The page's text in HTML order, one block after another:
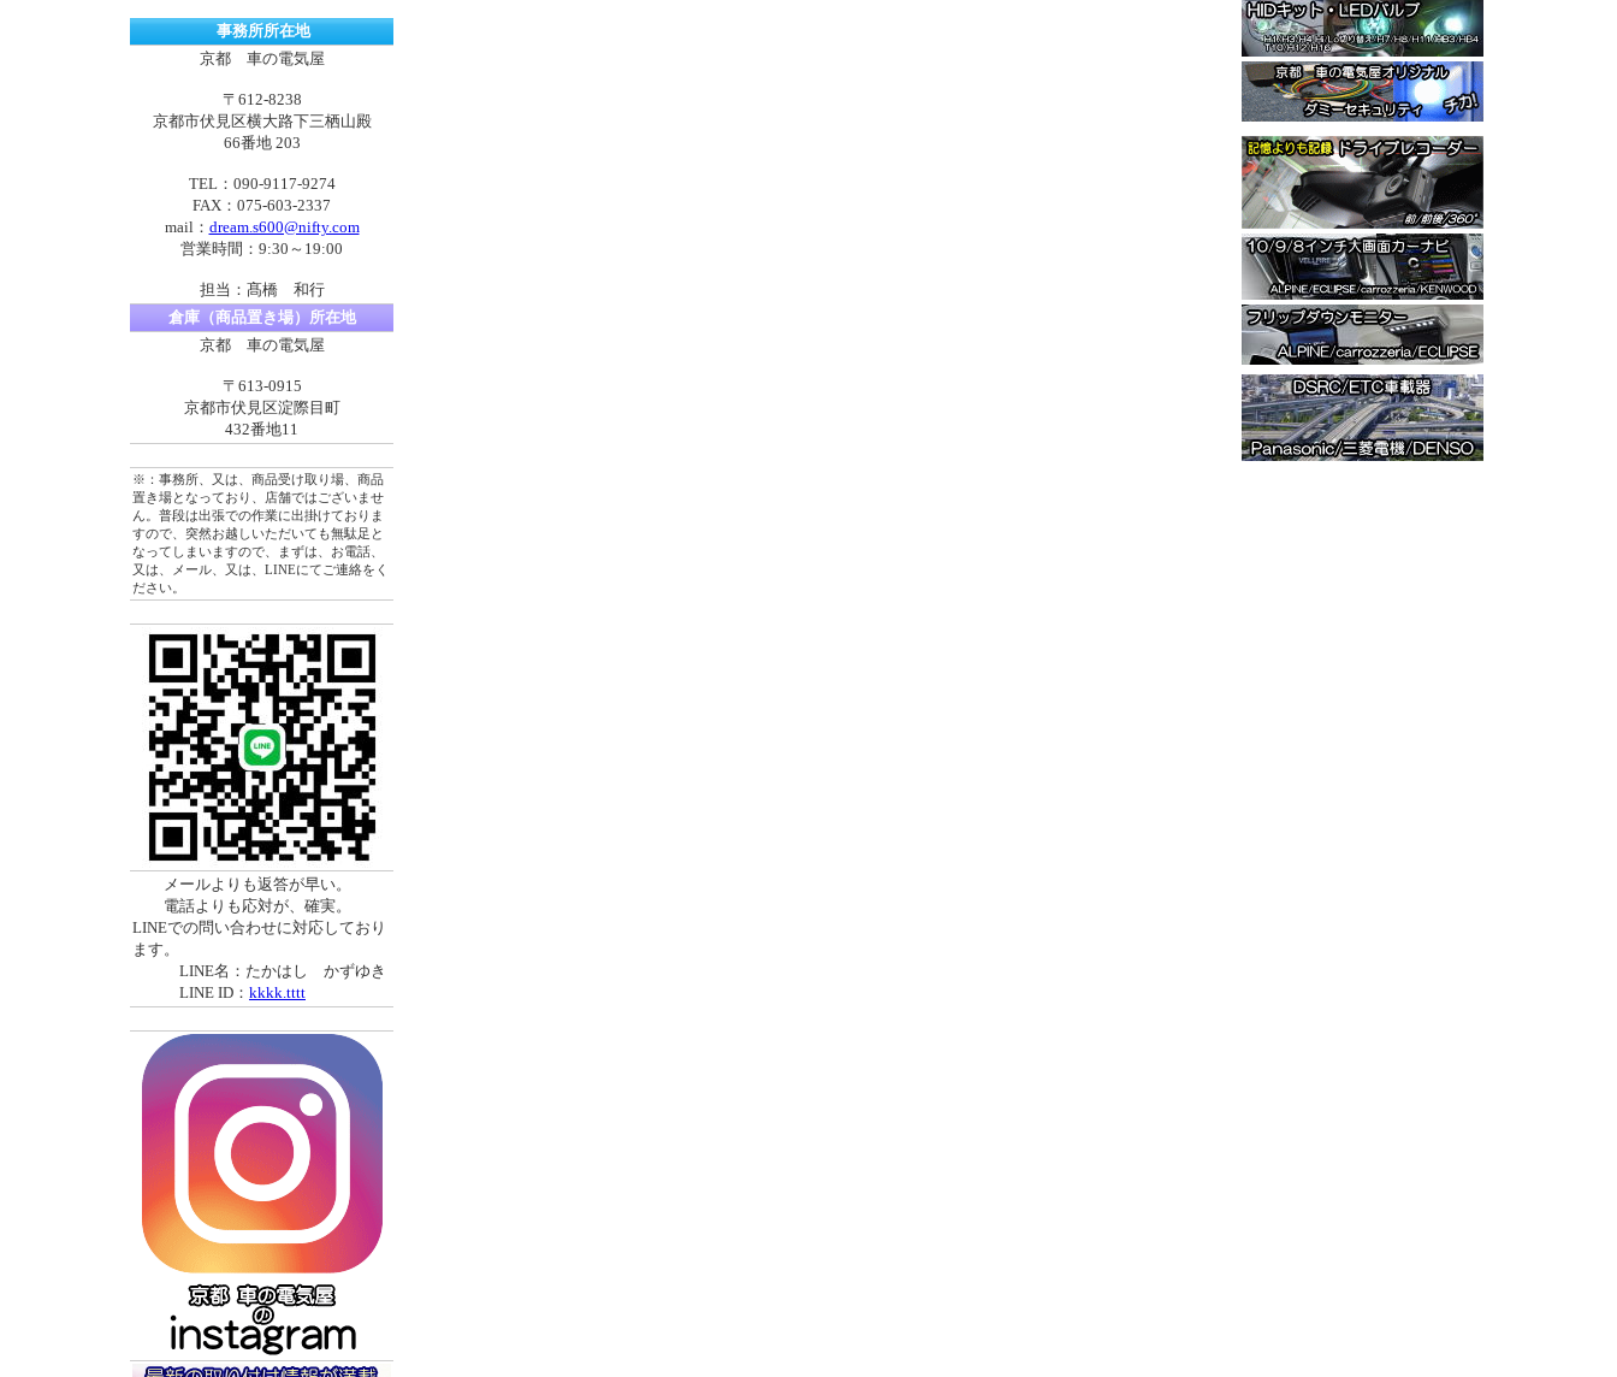
事務所所在地
京都 車の電気屋
〒612-8238
京都市伏見区横大路下三栖山殿
66番地 203
TEL：090-9117-9274
FAX：075-603-2337
mail： dream.s600@nifty.com
営業時間：9:30～19:00
担当：髙橋 和行
倉庫（商品置き場）所在地
京都 車の電気屋
〒613-0915
京都市伏見区淀際目町
432番地11
※：事務所、又は、商品受け取り場、商品
置き場となっており、店舗ではございませ
ん。普段は出張での作業に出掛けておりま
すので、突然お越しいただいても無駄足と
なってしまいますので、まずは、お電話、
又は、メール、又は、LINEにてご連絡をく
ださい。
メールよりも返答が早い。
電話よりも応対が、確実。
LINEでの問い合わせに対応しており
ます。
LINE名：たかはし かずゆき
LINE ID： kkkk.tttt